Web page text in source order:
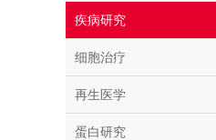
疾病研究
细胞治疗
再生医学
蛋白研究